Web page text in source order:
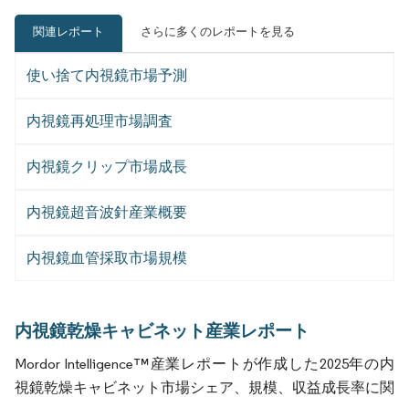
関連レポート さらに多くのレポートを見る
使い捨て内視鏡市場予測
内視鏡再処理市場調査
内視鏡クリップ市場成長
内視鏡超音波針産業概要
内視鏡血管採取市場規模
内視鏡乾燥キャビネット産業レポート
Mordor Intelligence™産業レポートが作成した2025年の内
視鏡乾燥キャビネット市場シェア、規模、収益成長率に関